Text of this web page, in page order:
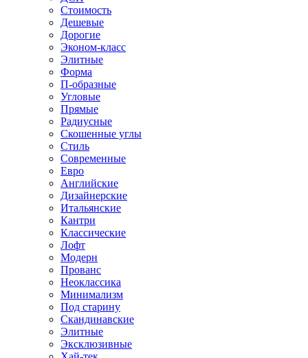
Стоимость
Дешевые
Дорогие
Эконом-класс
Элитные
Форма
П-образные
Угловые
Прямые
Радиусные
Скошенные углы
Стиль
Современные
Евро
Английские
Дизайнерские
Итальянские
Кантри
Классические
Лофт
Модерн
Прованс
Неоклассика
Минимализм
Под старину
Скандинавские
Элитные
Эксклюзивные